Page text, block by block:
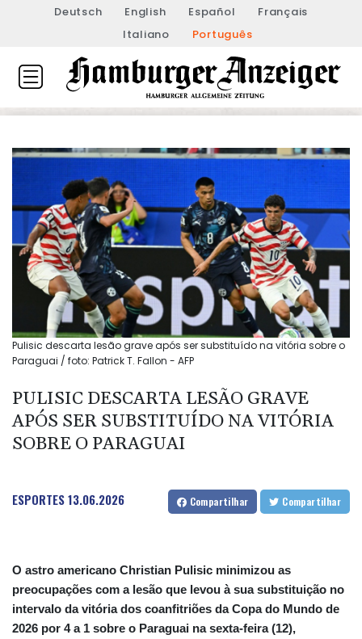
Deutsch English Español
Français
Italiano
Português
Pulisic descarta lesão grave após ser substituído na vitória sobre o
Paraguai / foto: Patrick T. Fallon - AFP
PULISIC DESCARTA LESÃO GRAVE
APÓS SER SUBSTITUÍDO NA VITÓRIA
SOBRE O PARAGUAI
ESPORTES13.06.2026 Compartilhar Compartilhar
O astro americano Christian Pulisic minimizou as
preocupações com a lesão que levou à sua substituição no
intervalo da vitória dos coanfitriões da Copa do Mundo de
2026 por 4 a 1 sobre o Paraguai na sexta-feira (12),